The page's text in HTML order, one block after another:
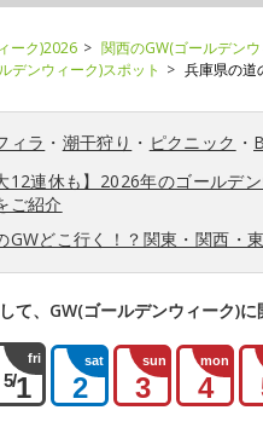
ーク)2026 関西のGW(ゴールデン
デンウィーク)スポット
兵庫県の道
ィラ ・ 潮干狩り ・ ピクニック ・
12連休も】2026年のゴールデ
ご紹介
GWどこ行く！？関東・関西・
て、GW(ゴールデンウィーク)
fri
5/1
sat
2
sun
3
mon
4